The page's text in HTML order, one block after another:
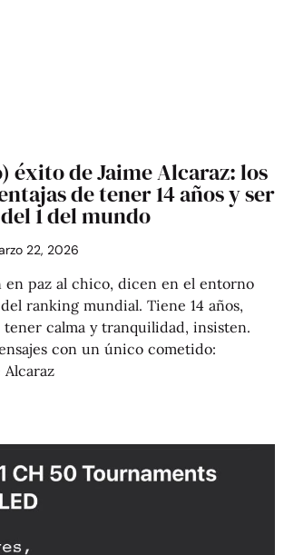
éxito de Jaime Alcaraz: los
de tener 14 años y ser
1 del mundo
22, 2026
en paz al chico, dicen en el entorno
ranking mundial. Tiene 14 años,
tener calma y tranquilidad, insisten.
con un único cometido:
Alcaraz